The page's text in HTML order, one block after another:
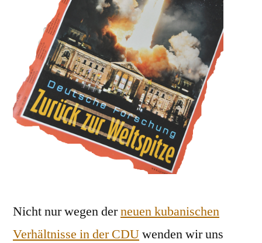
Nicht nur wegen derneuen kubanischen
Verhältnisse in der CDUwenden wir uns